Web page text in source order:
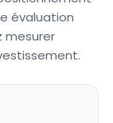
évaluation
mesurer